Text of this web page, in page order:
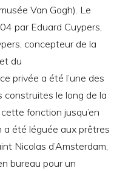
Van Gogh). Le
par Eduard Cuypers,
concepteur de la
du
privée a été l’une des
construites le long de la
fonction jusqu’en
a été léguée aux prêtres
Nicolas d’Amsterdam,
bureau pour un